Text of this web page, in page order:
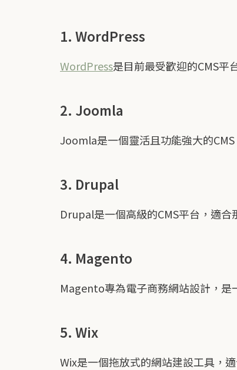
1. WordPress
WordPress是目前最受歡迎的CMS平
2. Joomla
Joomla是一個靈活且功能強大的
3. Drupal
Drupal是一個高級的CMS平台，適
4. Magento
Magento專為電子商務網站設計，是
5. Wix
Wix是一個拖放式的網站建設工具，